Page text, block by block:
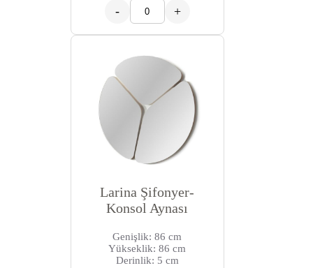
- +
Larina Şifonyer-
Konsol Aynası
Genişlik: 86 cm
Yükseklik: 86 cm
Derinlik: 5 cm